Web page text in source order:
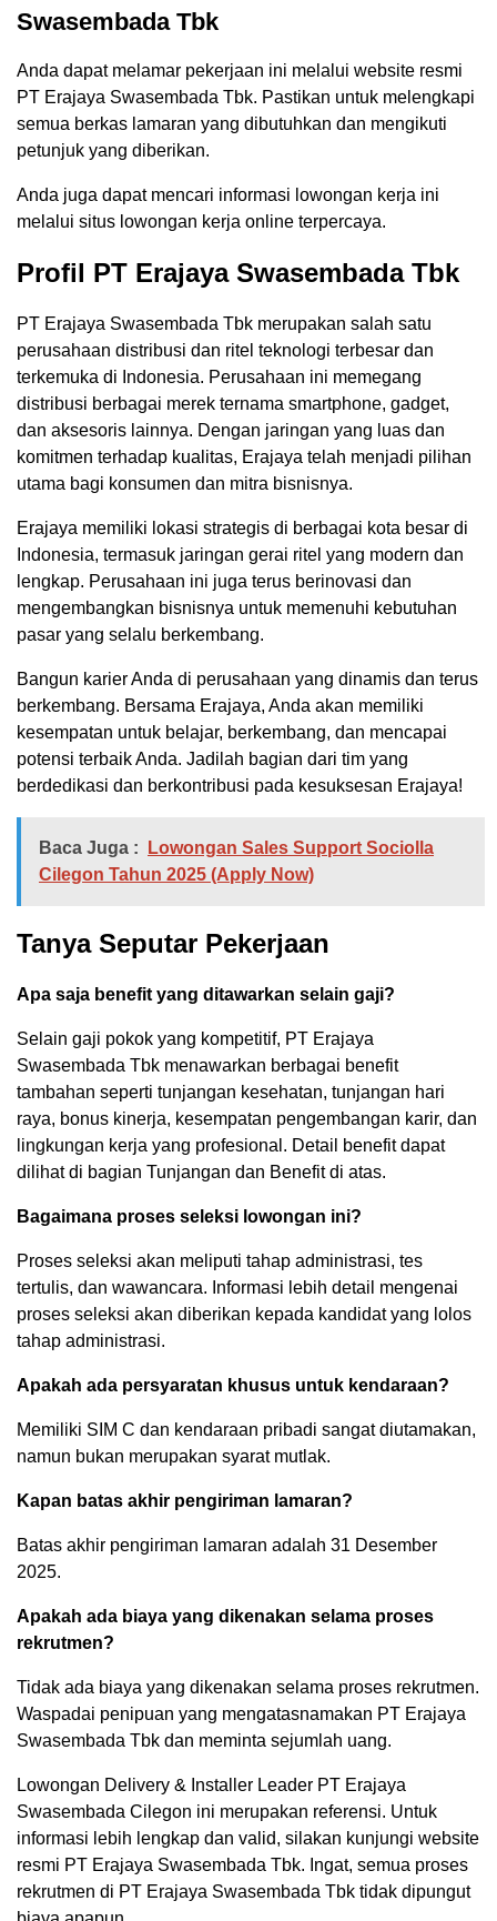
Swasembada Tbk
Anda dapat melamar pekerjaan ini melalui website resmi
PT Erajaya Swasembada Tbk. Pastikan untuk melengkapi
semua berkas lamaran yang dibutuhkan dan mengikuti
petunjuk yang diberikan.
Anda juga dapat mencari informasi lowongan kerja ini
melalui situs lowongan kerja online terpercaya.
Profil PT Erajaya Swasembada Tbk
PT Erajaya Swasembada Tbk merupakan salah satu
perusahaan distribusi dan ritel teknologi terbesar dan
terkemuka di Indonesia. Perusahaan ini memegang
distribusi berbagai merek ternama smartphone, gadget,
dan aksesoris lainnya. Dengan jaringan yang luas dan
komitmen terhadap kualitas, Erajaya telah menjadi pilihan
utama bagi konsumen dan mitra bisnisnya.
Erajaya memiliki lokasi strategis di berbagai kota besar di
Indonesia, termasuk jaringan gerai ritel yang modern dan
lengkap. Perusahaan ini juga terus berinovasi dan
mengembangkan bisnisnya untuk memenuhi kebutuhan
pasar yang selalu berkembang.
Bangun karier Anda di perusahaan yang dinamis dan terus
berkembang. Bersama Erajaya, Anda akan memiliki
kesempatan untuk belajar, berkembang, dan mencapai
potensi terbaik Anda. Jadilah bagian dari tim yang
berdedikasi dan berkontribusi pada kesuksesan Erajaya!
Baca Juga :
Lowongan Sales Support Sociolla
Cilegon Tahun 2025 (Apply Now)
Tanya Seputar Pekerjaan
Apa saja benefit yang ditawarkan selain gaji?
Selain gaji pokok yang kompetitif, PT Erajaya
Swasembada Tbk menawarkan berbagai benefit
tambahan seperti tunjangan kesehatan, tunjangan hari
raya, bonus kinerja, kesempatan pengembangan karir, dan
lingkungan kerja yang profesional. Detail benefit dapat
dilihat di bagian Tunjangan dan Benefit di atas.
Bagaimana proses seleksi lowongan ini?
Proses seleksi akan meliputi tahap administrasi, tes
tertulis, dan wawancara. Informasi lebih detail mengenai
proses seleksi akan diberikan kepada kandidat yang lolos
tahap administrasi.
Apakah ada persyaratan khusus untuk kendaraan?
Memiliki SIM C dan kendaraan pribadi sangat diutamakan,
namun bukan merupakan syarat mutlak.
Kapan batas akhir pengiriman lamaran?
Batas akhir pengiriman lamaran adalah 31 Desember
2025.
Apakah ada biaya yang dikenakan selama proses
rekrutmen?
Tidak ada biaya yang dikenakan selama proses rekrutmen.
Waspadai penipuan yang mengatasnamakan PT Erajaya
Swasembada Tbk dan meminta sejumlah uang.
Lowongan Delivery & Installer Leader PT Erajaya
Swasembada Cilegon ini merupakan referensi. Untuk
informasi lebih lengkap dan valid, silakan kunjungi website
resmi PT Erajaya Swasembada Tbk. Ingat, semua proses
rekrutmen di PT Erajaya Swasembada Tbk tidak dipungut